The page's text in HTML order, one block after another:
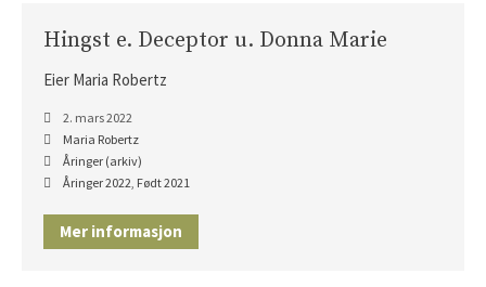
Hingst e. Deceptor u. Donna Marie
Eier Maria Robertz
2. mars 2022
Maria Robertz
Åringer (arkiv)
Åringer 2022 Født 2021
Mer informasjon